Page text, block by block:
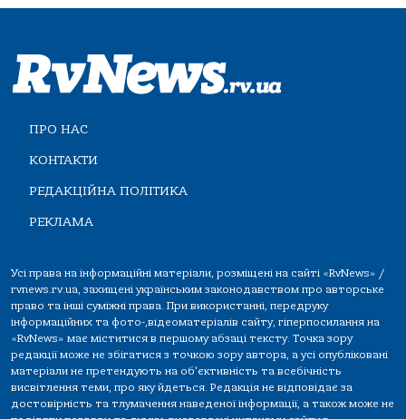
ПРО НАС
КОНТАКТИ
РЕДАКЦІЙНА ПОЛІТИКА
РЕКЛАМА
Усі права на інформаційні матеріали, розміщені на сайті «RvNews» /
rvnews.rv.ua, захищені українським законодавством про авторське
право та інші суміжні права. При використанні, передруку
інформаційних та фото-,відеоматеріалів сайту, гіперпосилання на
«RvNews» має міститися в першому абзаці тексту. Точка зору
редакції може не збігатися з точкою зору автора, а усі опубліковані
матеріали не претендують на об'єктивність та всебічність
висвітлення теми, про яку йдеться. Редакція не відповідає за
достовірність та тлумачення наведеної інформації, а також може не